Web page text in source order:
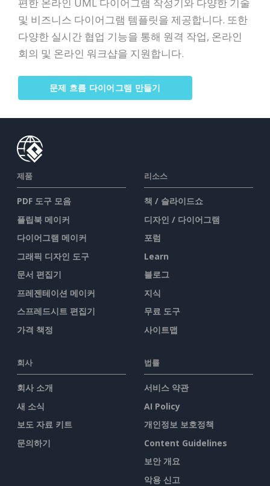
편한 온라인 UML 다이어그램 작성기와 다양한 기술
및 비즈니스 다이어그램 템플릿을 제공합니다. 또한
다양한 실시간 협업 기능을 통해 원격 작업, 온라인
회의 및 온라인 워크샵을 지원합니다.
문제 흐름 다이어그램 만들기
제품
PDF 도구 모음
플립북 메이커
다이어그램 메이커
그래픽 디자인 도구
문서 편집기
프레젠테이션 메이커
스프레드시트 편집기
가격 책정
리소스
책 / 슬라이드쇼
디자인 / 다이어그램
포럼
Learn
블로그
지식
무료 도구
사이트맵
회사
회사 소개
새 소식
보도 자료 키트
문의하기
법률
서비스 약관
AI Policy
개인정보 보호정책
Content Guidelines
보안 개요
악용 신고